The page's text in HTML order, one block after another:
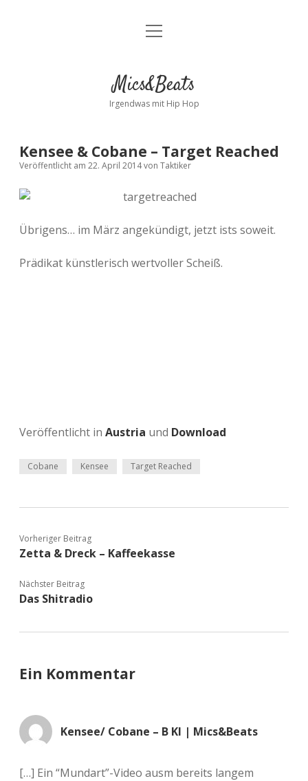
Kontakt
facebookinstagram
bandcamp
spotify
Menü
Mics&Beats
Irgendwas mit Hip Hop
Kensee & Cobane – Target Reached
Veröffentlicht am 22. April 2014von Taktiker
Übrigens… im März angekündigt, jetzt ists soweit.
Prädikat künstlerisch wertvoller Scheiß.
Veröffentlicht in Austria und Download
Cobane Kensee Target Reached
Vorheriger Beitrag
Zetta & Dreck – Kaffeekasse
Nächster Beitrag
Das Shitradio
Ein Kommentar
Kensee/ Cobane – B Kl | Mics&Beats
[…] Ein “Mundart”-Video ausm bereits langem